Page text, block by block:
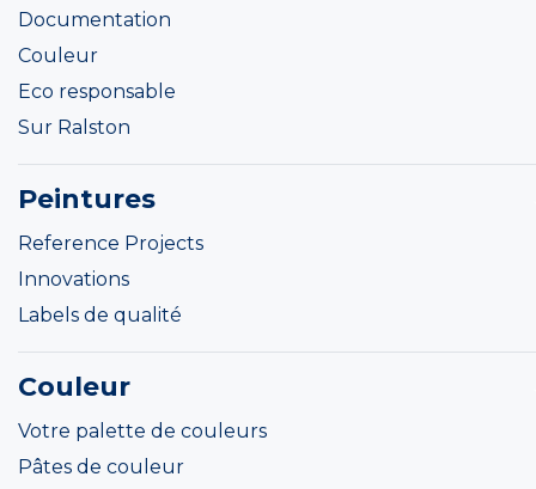
Documentation
Couleur
Eco responsable
Sur Ralston
Peintures
Reference Projects
Innovations
Labels de qualité
Couleur
Votre palette de couleurs
Pâtes de couleur